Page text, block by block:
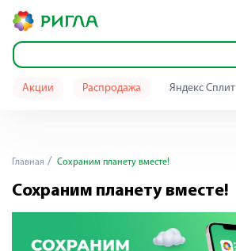
Акции Распродажа Яндекс Сплит
Главная Сохраним планету вместе!
Сохраним планету вместе!